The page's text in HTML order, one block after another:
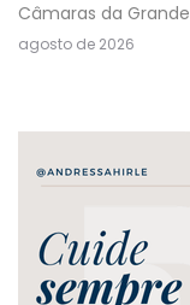
Câmaras da
agosto de 2026